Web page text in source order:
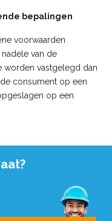
bepalingen
voorwaarden
van de
worden vastgelegd dan
consument op een
op een